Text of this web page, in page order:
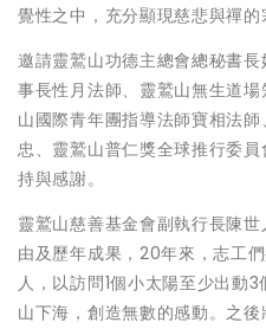
覺性之中，充分顯現慈悲與禪的
邀請靈鷲山功德主總會總秘書
事長性月法師、靈鷲山無生道
山國際青年團指導法師寶相法
忠、靈鷲山普仁獎全球推行委
持與感謝。
靈鷲山慈善基金會副執行長陳
由及歷年成果，20年來，志工
人，以訪問1個小太陽至少出動
山下海，創造無數的感動。之